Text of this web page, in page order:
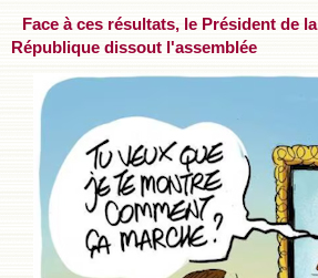
Face à ces résultats, le Président de la
République dissout l'assemblée